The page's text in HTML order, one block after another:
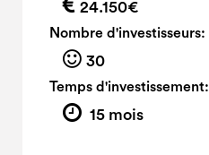
24.150€
Nombre d'investisseurs:
30
Temps d'investissement:
15 mois